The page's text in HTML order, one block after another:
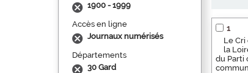
1900 - 1999
Accès en ligne
Journaux numérisés
Départements
30 Gard
1
Le
la
du Parti